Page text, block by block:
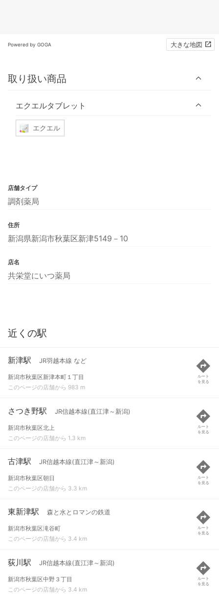
Powered by GOGA 大きな地図
取り扱い商品
エクエルタブレット
エクエル
店舗タイプ
調剤薬局
住所
新潟県新潟市秋葉区新津5149－10
店名
共栄堂にいつ薬局
近くの駅
新津駅 JR羽越本線 など
新潟市秋葉区新津本町１丁目
このページの店舗から 983 m
ルート
を見る
さつき野駅 JR信越本線(直江津～新潟)
新潟市秋葉区北上
このページの店舗から 1.3 km
ルート
を見る
古津駅 JR信越本線(直江津～新潟)
新潟市秋葉区朝日
このページの店舗から 3.3 km
ルート
を見る
東新津駅 森と水とロマンの鉄道
新潟市秋葉区滝谷町
このページの店舗から 3.4 km
ルート
を見る
荻川駅 JR信越本線(直江津～新潟)
新潟市秋葉区中野３丁目
このページの店舗から 3.4 km
ルート
を見る